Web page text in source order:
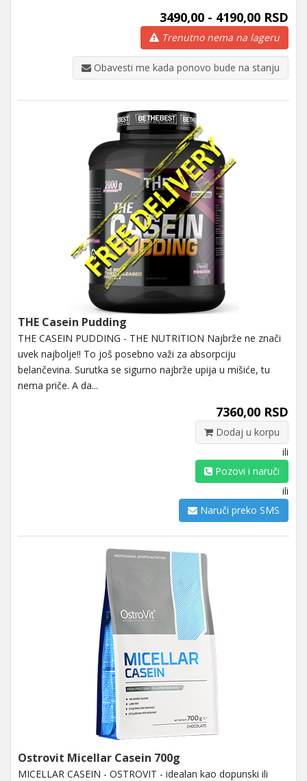
3490,00 - 4190,00 RSD
Trenutno nema na lageru
Obavesti me kada ponovo bude na stanju
THE Casein Pudding
THE CASEIN PUDDING - THE NUTRITION Najbrže ne znači
uvek najbolje!! To još posebno važi za absorpciju
belančevina. Surutka se sigurno najbrže upija u mišiće, tu
nema priče. A da...
7360,00 RSD
Dodaj u korpu
ili
Pozovi i naruči
ili
Naruči preko SMS
Ostrovit Micellar Casein 700g
MICELLAR CASEIN - OSTROVIT - idealan kao dopunski ili